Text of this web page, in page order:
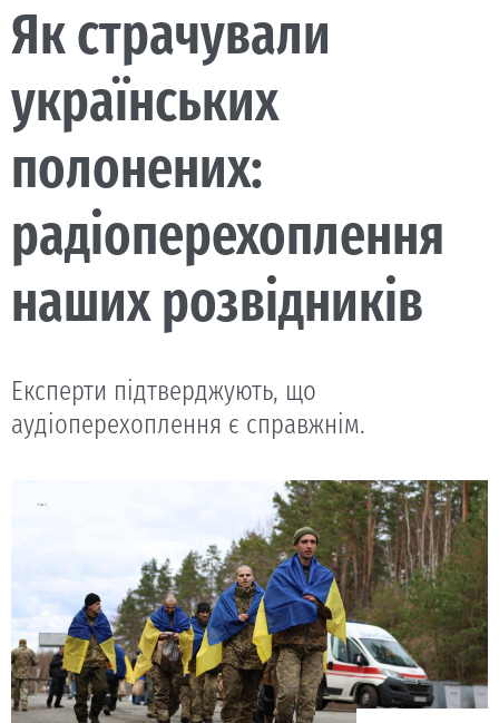
Як страчували
українських
полонених:
радіоперехоплення
наших розвідників
Експерти підтверджують, що
аудіоперехоплення є справжнім.